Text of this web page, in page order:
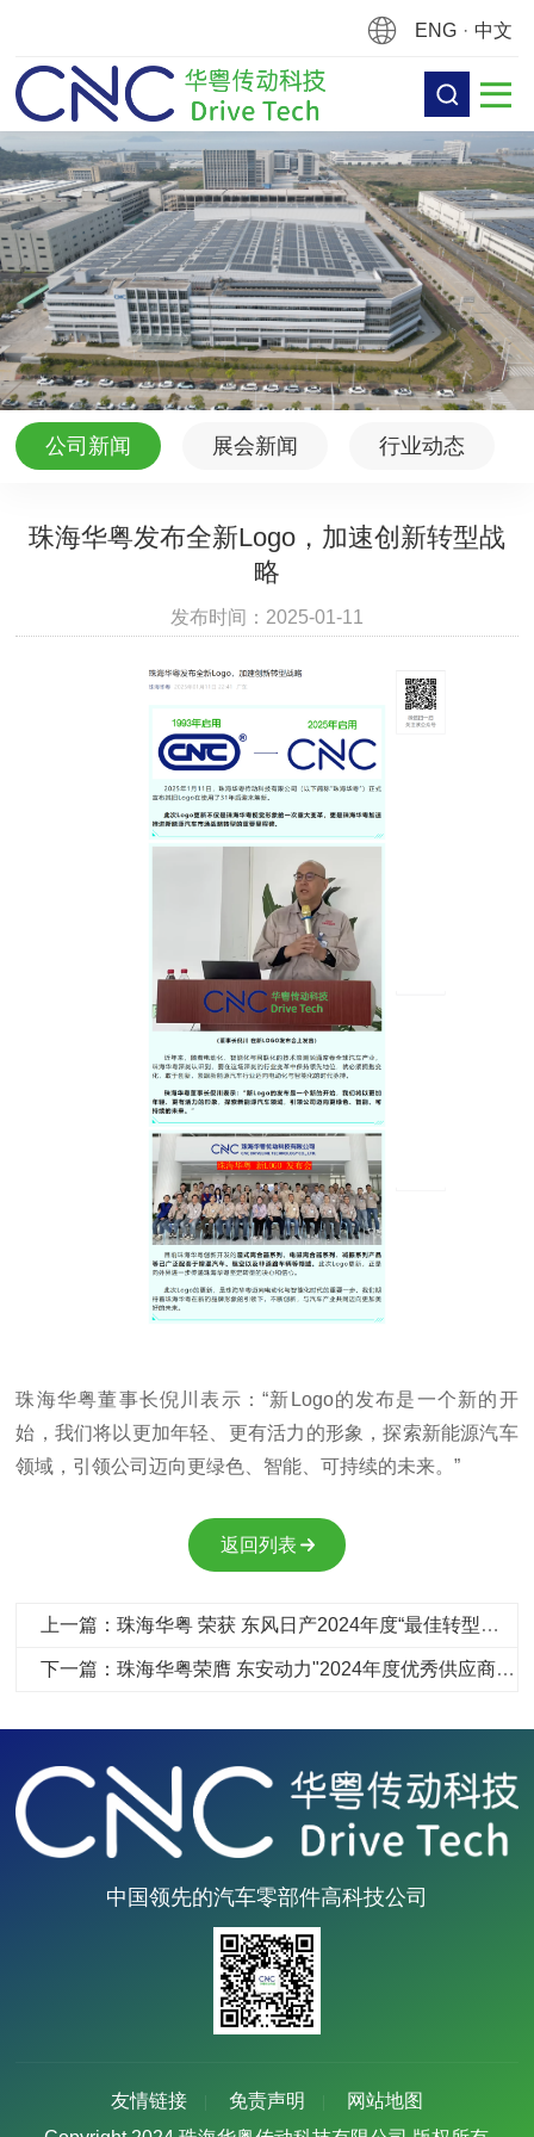
ENG · 中文
公司新闻 展会新闻 行业动态
珠海华粤发布全新Logo，加速创新转型战
略
发布时间：2025-01-11
珠海华粤董事长倪川表示：“新Logo的发布是一个新的开
始，我们将以更加年轻、更有活力的形象，探索新能源汽车
领域，引领公司迈向更绿色、智能、可持续的未来。”
返回列表
上一篇：珠海华粤 荣获 东风日产2024年度“最佳转型共创奖”！
下一篇：珠海华粤荣膺 东安动力"2024年度优秀供应商奖"
中国领先的汽车零部件高科技公司
友情链接 免责声明
网站地图